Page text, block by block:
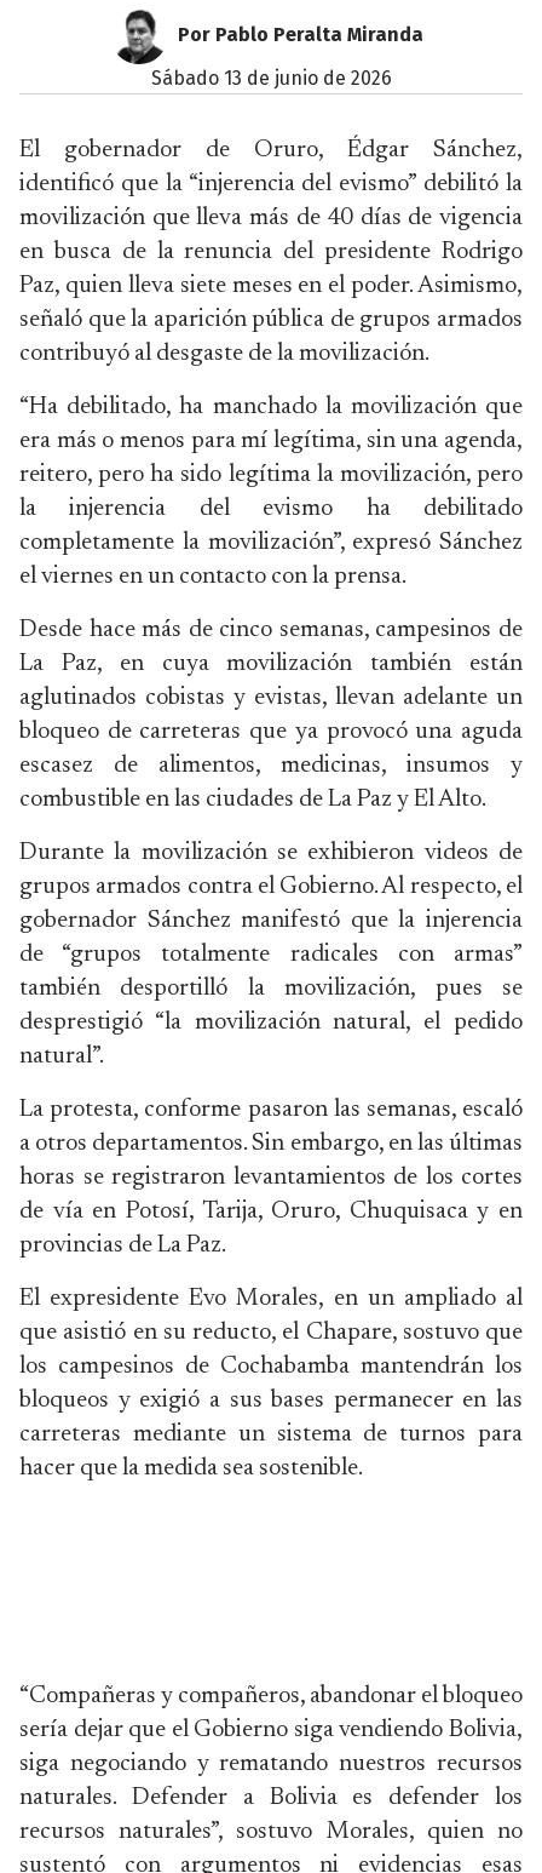
Por Pablo Peralta Miranda
sábado 13 de junio de 2026
El gobernador de Oruro, Édgar Sánchez,
identificó que la “injerencia del evismo” debilitó la
movilización que lleva más de 40 días de vigencia
en busca de la renuncia del presidente Rodrigo
Paz, quien lleva siete meses en el poder. Asimismo,
señaló que la aparición pública de grupos armados
contribuyó al desgaste de la movilización.
“Ha debilitado, ha manchado la movilización que
era más o menos para mí legítima, sin una agenda,
reitero, pero ha sido legítima la movilización, pero
la injerencia del evismo ha debilitado
completamente la movilización”, expresó Sánchez
el viernes en un contacto con la prensa.
Desde hace más de cinco semanas, campesinos de
La Paz, en cuya movilización también están
aglutinados cobistas y evistas, llevan adelante un
bloqueo de carreteras que ya provocó una aguda
escasez de alimentos, medicinas, insumos y
combustible en las ciudades de La Paz y El Alto.
Durante la movilización se exhibieron videos de
grupos armados contra el Gobierno. Al respecto, el
gobernador Sánchez manifestó que la injerencia
de “grupos totalmente radicales con armas”
también desportilló la movilización, pues se
desprestigió “la movilización natural, el pedido
natural”.
La protesta, conforme pasaron las semanas, escaló
a otros departamentos. Sin embargo, en las últimas
horas se registraron levantamientos de los cortes
de vía en Potosí, Tarija, Oruro, Chuquisaca y en
provincias de La Paz.
El expresidente Evo Morales, en un ampliado al
que asistió en su reducto, el Chapare, sostuvo que
los campesinos de Cochabamba mantendrán los
bloqueos y exigió a sus bases permanecer en las
carreteras mediante un sistema de turnos para
hacer que la medida sea sostenible.
“Compañeras y compañeros, abandonar el bloqueo
sería dejar que el Gobierno siga vendiendo Bolivia,
siga negociando y rematando nuestros recursos
naturales. Defender a Bolivia es defender los
recursos naturales”, sostuvo Morales, quien no
sustentó con argumentos ni evidencias esas